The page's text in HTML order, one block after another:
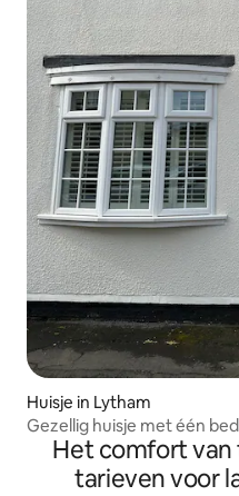
Huisje in Lytham
Gezellig huisje met één
Het comfort
tarieven voor